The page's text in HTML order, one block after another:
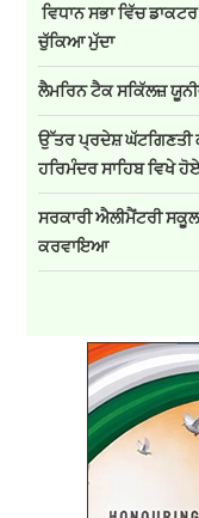
ਵਿਧਾਨ ਸਭਾ ਵਿੱਚ
ਚੁੱਕਿਆ ਮੁੱਦਾ
ਲੈਮਰਿਨ ਟੈਕ ਸਕਿੱਲਜ਼
ਉੱਤਰ ਪ੍ਰਦੇਸ਼ ਘੱਟਗਿਣਤੀ
ਹਰਿਮੰਦਰ ਸਾਹਿਬ ਵਿਖੇ
ਸਰਕਾਰੀ ਐਲੀਮੈਂਟਰੀ
ਕਰਵਾਇਆ